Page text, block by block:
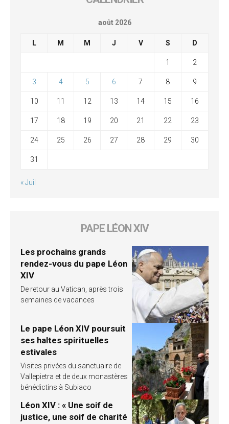
août 2026
L M M J V S D
1 2
3 4 5 6 7 8 9
10 11 12 13 14 15 16
17 18 19 20 21 22 23
24 25 26 27 28 29 30
31
« Juil
PAPE LÉON XIV
Les prochains grands
rendez-vous du pape Léon
XIV
De retour au Vatican, après trois
semaines de vacances
Le pape Léon XIV poursuit
ses haltes spirituelles
estivales
Visites privées du sanctuaire de
Vallepietra et de deux monastères
bénédictins à Subiaco
Léon XIV : « Une soif de
justice, une soif de charité